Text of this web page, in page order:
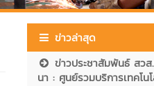
ข่าวล่าสุด
ข่าวประชาสัมพันธ์ สว
นา : ศูนย์รวมบริการเทคโนโ